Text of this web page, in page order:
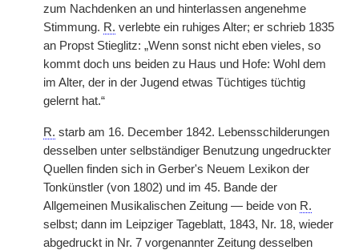
zum Nachdenken an und hinterlassen angenehme
Stimmung. R. verlebte ein ruhiges Alter; er schrieb 1835
an Propst Stieglitz: „Wenn sonst nicht eben vieles, so
kommt doch uns beiden zu Haus und Hofe: Wohl dem
im Alter, der in der Jugend etwas Tüchtiges tüchtig
gelernt hat.“
R. starb am 16. December 1842. Lebensschilderungen
desselben unter selbständiger Benutzung ungedruckter
Quellen finden sich in Gerber's Neuem Lexikon der
Tonkünstler (von 1802) und im 45. Bande der
Allgemeinen Musikalischen Zeitung — beide von R.
selbst; dann im Leipziger Tageblatt, 1843, Nr. 18, wieder
abgedruckt in Nr. 7 vorgenannter Zeitung desselben